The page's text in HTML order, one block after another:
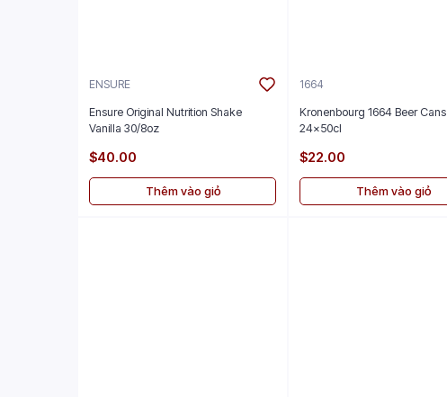
ENSURE
Ensure Original Nutrition Shake
Vanilla 30/8oz
$40.00
Thêm vào giỏ
1664
Kronenbourg 1664 Beer Cans
24x50cl
$22.00
Thêm vào giỏ